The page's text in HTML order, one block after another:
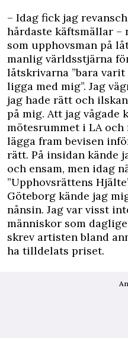
– Idag fick jag
hårdaste käftsmällar –
som upphovsman på
manlig världsstjärna
låtskrivarna ”bara
ligga med mig”. Jag
jag hade rätt och
på mig. Att jag vågade
mötesrummet i LA och
lägga fram bevisen
rätt. På insidan kände
och ensam, men idag
”Upphovsrättens
Göteborg kände jag
nånsin. Jag var visst
människor som
skrev artisten bland
ha tilldelats priset.